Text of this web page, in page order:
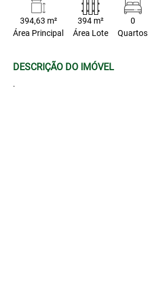
394,63 m²
Área Principal
394 m²
Área Lote
0
Quartos
DESCRIÇÃO DO IMÓVEL
.